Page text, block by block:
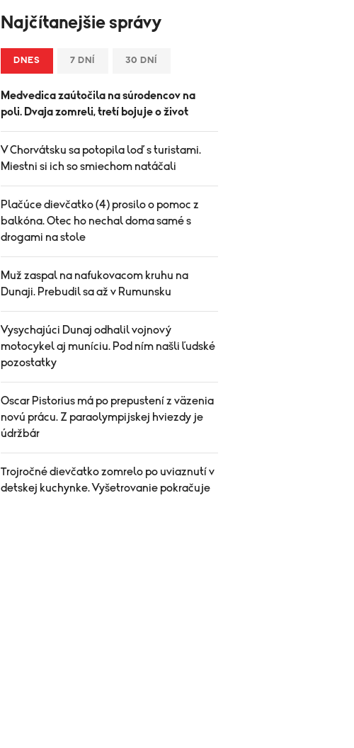
Najčítanejšie správy
DNES 7 DNÍ 30 DNÍ
Medvedica zaútočila na súrodencov na
poli. Dvaja zomreli, tretí bojuje o život
V Chorvátsku sa potopila loď s turistami.
Miestni si ich so smiechom natáčali
Plačúce dievčatko (4) prosilo o pomoc z
balkóna. Otec ho nechal doma samé s
drogami na stole
Muž zaspal na nafukovacom kruhu na
Dunaji. Prebudil sa až v Rumunsku
Vysychajúci Dunaj odhalil vojnový
motocykel aj muníciu. Pod ním našli ľudské
pozostatky
Oscar Pistorius má po prepustení z väzenia
novú prácu. Z paraolympijskej hviezdy je
údržbár
Trojročné dievčatko zomrelo po uviaznutí v
detskej kuchynke. Vyšetrovanie pokračuje